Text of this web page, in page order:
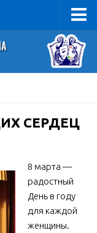
СЕРДЕЦ
8 марта —
радостный
День в году
для каждой
женщины.